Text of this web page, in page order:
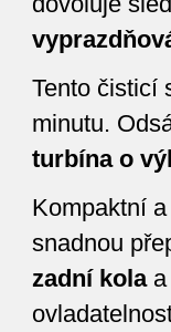
Tento čisticí
minutu.
turbína o
Kompaktní
snadnou
zadní kolaa